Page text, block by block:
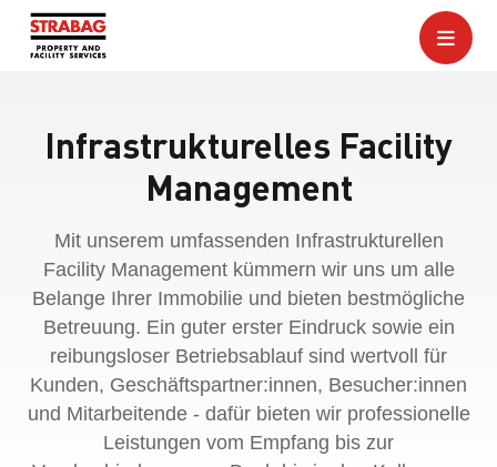
Infrastrukturelles Facility
Management
Mit unserem umfassenden Infrastrukturellen
Facility Management kümmern wir uns um alle
Belange Ihrer Immobilie und bieten bestmögliche
Betreuung. Ein guter erster Eindruck sowie ein
reibungsloser Betriebsablauf sind wertvoll für
Kunden, Geschäftspartner:innen, Besucher:innen
und Mitarbeitende - dafür bieten wir professionelle
Leistungen vom Empfang bis zur